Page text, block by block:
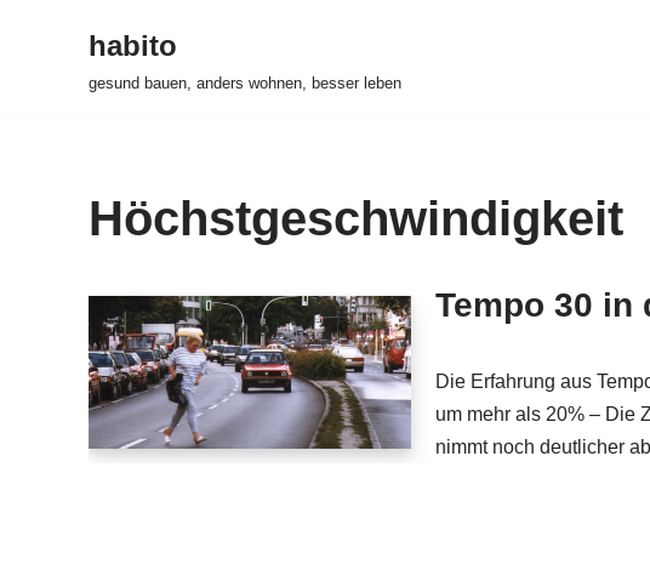
habito
gesund bauen, anders wohnen, besser leben
Höchstgeschwindigkeit
Tempo 30 in
Die Erfahrung aus
um mehr als 20% – Die
nimmt noch deutlicher